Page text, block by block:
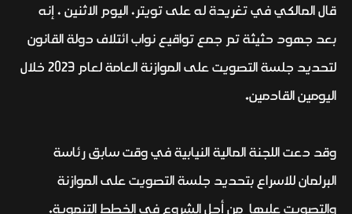
قال المالكي في تغريدة له على تويتر، اليوم الاثنين ، إنه
بعد جهود حثيثة تم جمع تواقيع نواب ائتلاف دولة القانون
لتحديد جلسة التصويت على الموازنة العامة لعام 2023 خلال
اليومين القادمين.
وقد دعت اللجنة المالية النيابية في وقت سابق رئاسة
البرلمان للاسراع بتحديد جلسة التصويت على الموازنة